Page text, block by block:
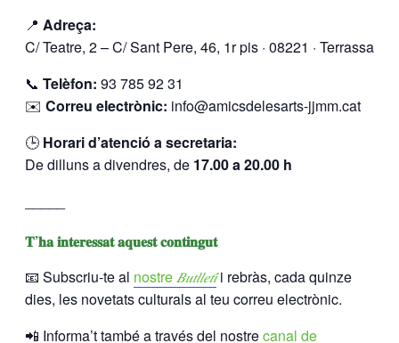
📍 Adreça:
C/ Teatre, 2 – C/ Sant Pere, 46, 1r pis · 08221 · Terrassa
📞 Telèfon: 93 785 92 31
✉️ Correu electrònic: info@amicsdelesarts-jjmm.cat
🕒 Horari d’atenció a secretaria:
De dilluns a divendres, de 17.00 a 20.00 h
𝐓’𝐡𝐚 𝐢𝐧𝐭𝐞𝐫𝐞𝐬𝐬𝐚𝐭 𝐚𝐪𝐮𝐞𝐬𝐭 𝐜𝐨𝐧𝐭𝐢𝐧𝐠𝐮𝐭
📧 Subscriu-te al nostre𝐵𝑢𝑡𝑙𝑙𝑒𝑡𝑖́i rebràs, cada quinze
dies, les novetats culturals al teu correu electrònic.
📲 Informa’t també a través del nostrecanal de